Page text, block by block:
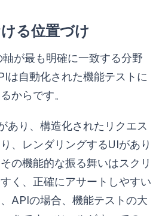
る位置づけ
が最も明確に一致する分野
は自動化された機能テストに
からです。
あり、構造化されたリクエス
、レンダリングするUIがあり
の機能的な振る舞いはスクリ
く、正確にアサートしやすい
APIの場合、機能テストの大